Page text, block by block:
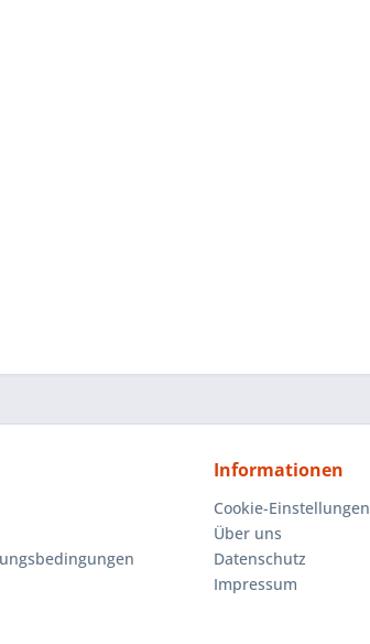
Informationen
Cookie-Einstellungen
Über uns
Datenschutz
Impressum